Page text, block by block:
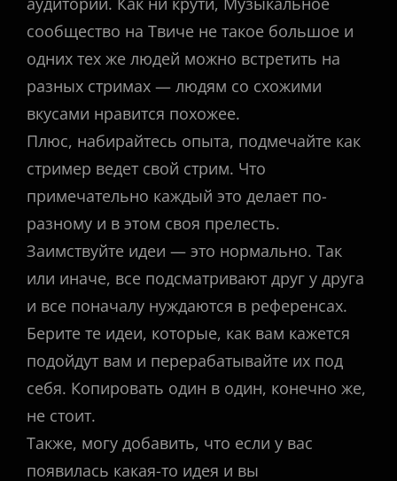
сообщество на Твиче не такое большое и
одних тех же людей можно встретить на
разных стримах — людям со схожими
вкусами нравится похожее.
Плюс, набирайтесь опыта, подмечайте как
стример ведет свой стрим. Что
примечательно каждый это делает по-
разному и в этом своя прелесть.
Заимствуйте идеи — это нормально. Так
или иначе, все подсматривают друг у друга
и все поначалу нуждаются в референсах.
Берите те идеи, которые, как вам кажется
подойдут вам и перерабатывайте их под
себя. Копировать один в один, конечно же,
не стоит.
Также, могу добавить, что если у вас
появилась какая-то идея и вы